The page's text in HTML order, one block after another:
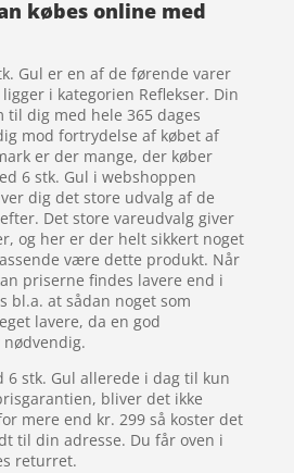
købes online med
Gul er en af de førende varer
i kategorien Reflekser. Din
til dig med hele 365 dages
mod fortrydelse af købet af
er der mange, der køber
6 stk. Gul i webshoppen
dig det store udvalg af de
Det store vareudvalg giver
og her er der helt sikkert noget
være dette produkt. Når
priserne findes lavere end i
bl.a. at sådan noget som
lavere, da en god
6 stk. Gul allerede i dag til kun
bliver det ikke
mere end kr. 299 så koster det
til din adresse. Du får oven i
returret.